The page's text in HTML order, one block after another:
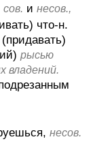
сов. и несов.,
что-н.
рысью
владений.
несов.